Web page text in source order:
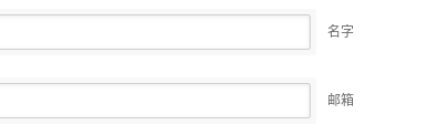
名字
邮箱